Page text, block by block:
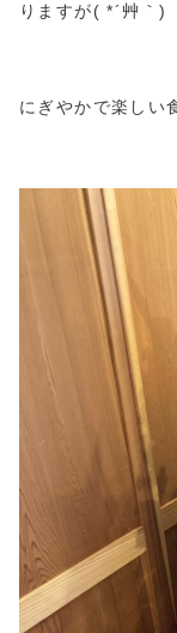
りますが( *´艸｀)
にぎやかで楽しい